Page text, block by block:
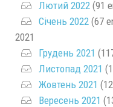
Лютий 2022 (91
Січень 2022 (67
2021
Грудень 2021
Листопад 2021
Жовтень 2021
Вересень 2021